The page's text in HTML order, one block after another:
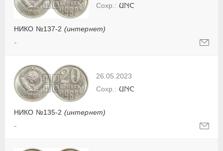
НИКО №137-2 (интернет)
UNC
-
26.05.2023
НИКО №135-2 (интернет)
UNC
-